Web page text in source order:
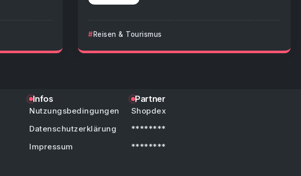
Reisen & Tourismus
Infos
Nutzungsbedingungen
Datenschutzerklärung
Impressum
Partner
Shopdex
********
********